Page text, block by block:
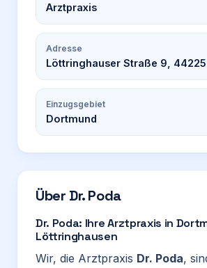
Arztpraxis
Adresse
Löttringhauser Straße 9,
Einzugsgebiet
Dortmund
Über Dr. Poda
Dr. Poda: Ihre Arztpraxis in
Löttringhausen
Wir, die Arztpraxis Dr. Poda,